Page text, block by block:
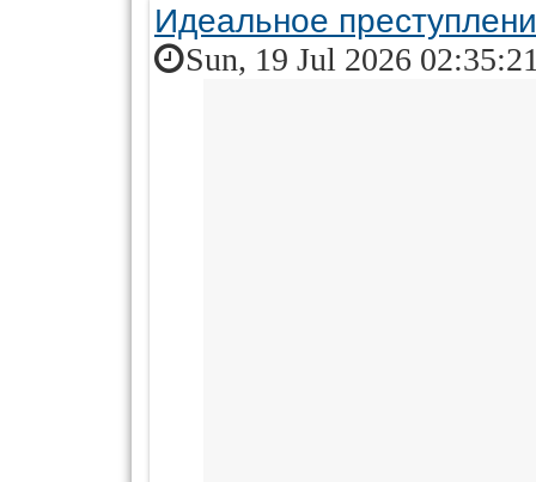
Идеальное
Sun, 19 Jul 2026